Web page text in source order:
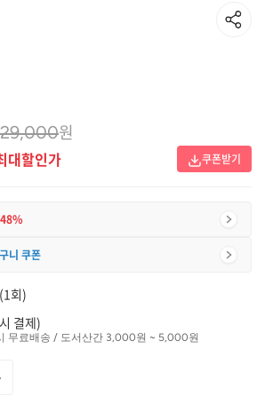
29,000원
대할인가 쿠폰받기
니 쿠폰
회)
결제)
무료배송 / 도서산간 3,000원 ~ 5,000원